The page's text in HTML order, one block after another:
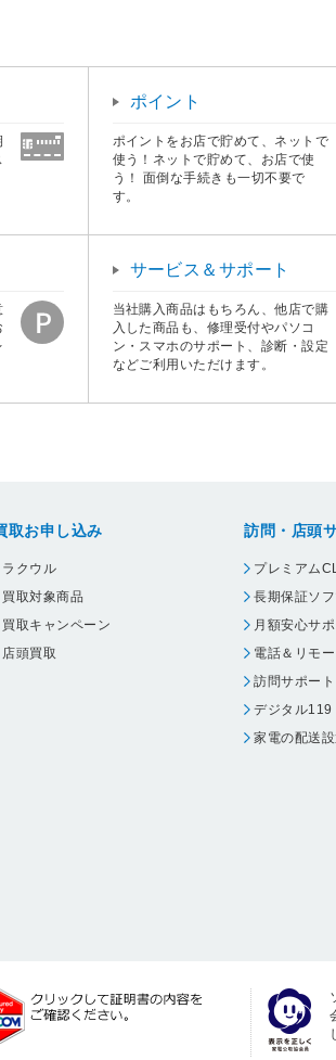
ポイント
ポイントをお店で貯めて、ネットで
使う！ネットで貯めて、お店で使
う！ 面倒な手続きも一切不要で
す。
サービス＆サポート
当社購入商品はもちろん、他店で購
入した商品も、修理受付やパソコ
ン・スマホのサポート、診断・設定
などご利用いただけます。
取お申し込み
ラクウル
買取対象商品
買取キャンペーン
店頭買取
訪問・店頭
プレミアム
長期保証ソ
月額安心サポ
電話＆リモー
訪問サポート
デジタル119
家電の配送